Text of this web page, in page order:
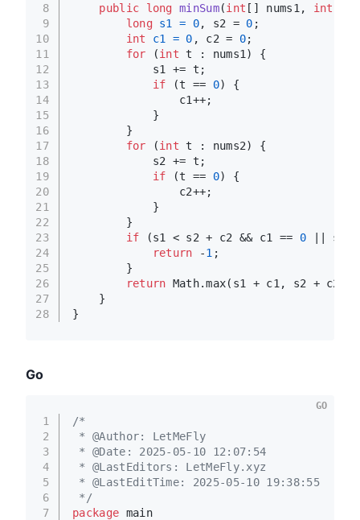
8
9
10
11
12
13
14
15
16
17
18
19
20
21
22
23
24
25
26
27
28
public
long minSum(int [] nums1, int
long s1 = 0, s2 = 0 ;
int
c1 = 0 , c2 = 0;
for (int t : nums1) {
            s1 += t;
if (t == 0) {
                c1++;
            }
        }
for (int t : nums2) {
            s2 += t;
if (t == 0) {
                c2++;
            }
        }
if (s1 < s2 + c2 && c1 == 0 || s1 +
return -1 ;
        }
return Math.max(s1 + c1, s2 + c2);
    }
}
Go
1
2
3
4
5
6
7
/*
* @Author: LetMeFly
* @Date: 2025-05-10 12:07:54
* @LastEditors: LetMeFly.xyz
* @LastEditTime: 2025-05-10 19:38:55
*/
package main
GO